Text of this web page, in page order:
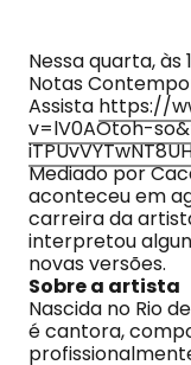
Nessa quarta, às
Notas
Assista https://
v=lV0AOtoh-
Mediado por
aconteceu em
carreira da
interpretou
novas versões.
Sobre a artista
Nascida no Rio
é cantora,